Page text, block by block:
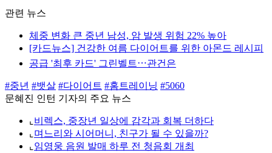
관련 뉴스
체중 변화 큰 중년 남성, 암 발생 위험 22% 높아
[카드뉴스] 건강한 여름 다이어트를 위한 아몬드 레시피
공급 '최후 카드' 그린벨트⋯관건은
#중년 #뱃살 #다이어트 #홈트레이닝 #5060
문혜진 인턴 기자의 주요 뉴스
⌞ 비렉스, 중장년 일상에 감각과 회복 더하다
⌞ 며느리와 시어머니, 친구가 될 수 있을까?
⌞ 임영웅 음원 발매 하루 전 청음회 개최